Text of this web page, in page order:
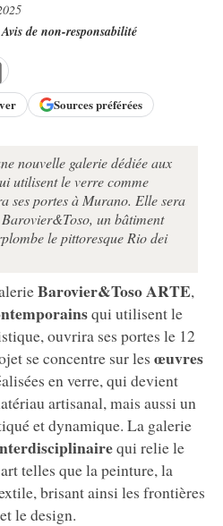
Avis de non-responsabilité
Sources préférées
nouvelle galerie dédiée aux
utilisent le verre comme
ses portes à Murano. Elle sera
un bâtiment
le pittoresque Rio dei
Barovier&Toso ARTE,
qui utilisent le
ouvrira ses portes le 12
se concentre sur les œuvres
en verre, qui devient
artisanal, mais aussi un
et dynamique. La galerie
qui relie le
telles que la peinture, la
brisant ainsi les frontières
le design.